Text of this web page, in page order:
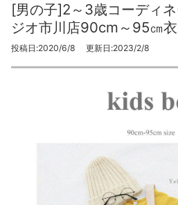
[男の子]2～3歳コーディ
ジオ市川店90cm～95㎝
投稿日:2020/6/8 更新日:2023/2/8